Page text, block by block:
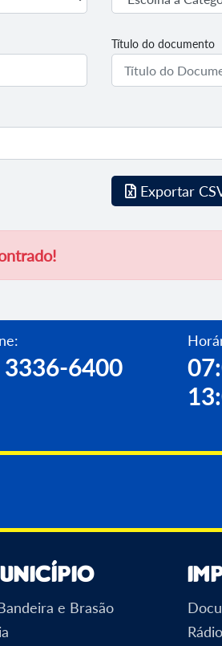
Título do documento
Exportar
3336-6400
e Brasão